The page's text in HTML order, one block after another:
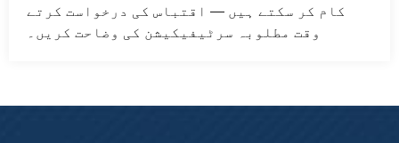
کام کر سکتے ہیں — اقتباس کی درخواست کرتے
وقت مطلوبہ سرٹیفیکیشن کی وضاحت کریں۔